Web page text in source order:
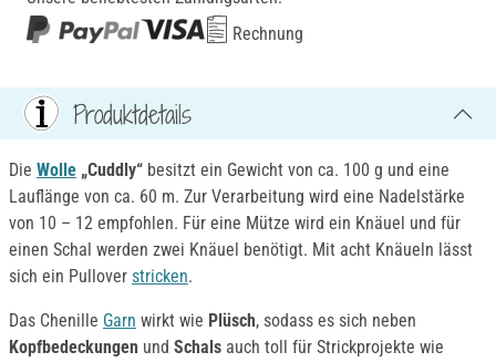
Rechnung
Produktdetails
Die Wolle „Cuddly“ besitzt ein Gewicht von ca. 100 g und eine
Lauflänge von ca. 60 m. Zur Verarbeitung wird eine Nadelstärke
von 10 – 12 empfohlen. Für eine Mütze wird ein Knäuel und für
einen Schal werden zwei Knäuel benötigt. Mit acht Knäueln lässt
sich ein Pullover stricken.
Das Chenille Garn wirkt wie Plüsch, sodass es sich neben
Kopfbedeckungen und Schals auch toll für Strickprojekte wie